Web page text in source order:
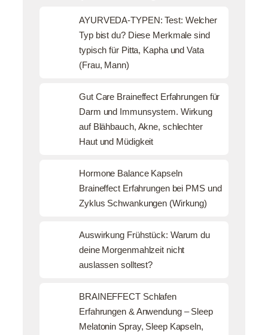
AYURVEDA-TYPEN: Test: Welcher
Typ bist du? Diese Merkmale sind
typisch für Pitta, Kapha und Vata
(Frau, Mann)
Gut Care Braineffect Erfahrungen für
Darm und Immunsystem. Wirkung
auf Blähbauch, Akne, schlechter
Haut und Müdigkeit
Hormone Balance Kapseln
Braineffect Erfahrungen bei PMS und
Zyklus Schwankungen (Wirkung)
Auswirkung Frühstück: Warum du
deine Morgenmahlzeit nicht
auslassen solltest?
BRAINEFFECT Schlafen
Erfahrungen & Anwendung – Sleep
Melatonin Spray, Sleep Kapseln,